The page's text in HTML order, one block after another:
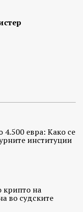
4.500 евра: Како се
институции
крипто на
во судските